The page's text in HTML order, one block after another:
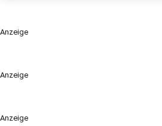
Anzeige
Anzeige
Anzeige